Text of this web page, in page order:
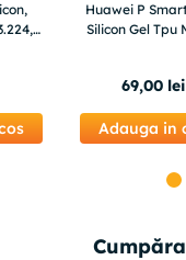
Huawei P
Silicon Gel Tpu
69,00 lei
Adauga in